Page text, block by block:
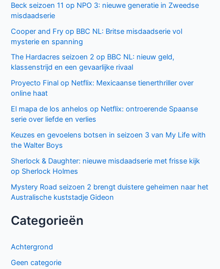
Beck seizoen 11 op NPO 3: nieuwe generatie in Zweedse
misdaadserie
Cooper and Fry op BBC NL: Britse misdaadserie vol
mysterie en spanning
The Hardacres seizoen 2 op BBC NL: nieuw geld,
klassenstrijd en een gevaarlijke rivaal
Proyecto Final op Netflix: Mexicaanse tienerthriller over
online haat
El mapa de los anhelos op Netflix: ontroerende Spaanse
serie over liefde en verlies
Keuzes en gevoelens botsen in seizoen 3 van My Life with
the Walter Boys
Sherlock & Daughter: nieuwe misdaadserie met frisse kijk
op Sherlock Holmes
Mystery Road seizoen 2 brengt duistere geheimen naar het
Australische kuststadje Gideon
Categorieën
Achtergrond
Geen categorie